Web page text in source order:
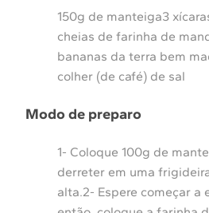
150g de manteiga3
cheias de farinha de
bananas da terra bem
colher (de café) de sal
Modo de preparo
1- Coloque 100g de
derreter em uma
alta.2- Espere começar a